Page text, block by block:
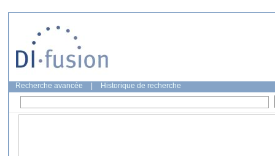
Recherche avancée Historique de recherche